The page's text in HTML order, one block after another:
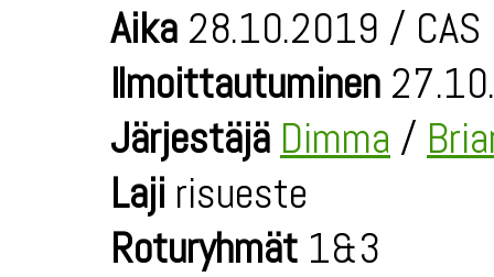
Aika 28.10.2019 /
Ilmoittautuminen
Järjestäjä Dimma /
Laji risueste
Roturyhmät 1&3